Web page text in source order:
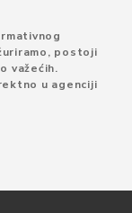
postoji
važećih.
u agenciji